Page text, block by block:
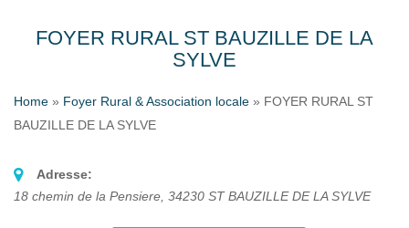
FOYER RURAL ST BAUZILLE DE LA
SYLVE
Home » Foyer Rural & Association locale » FOYER RURAL ST
BAUZILLE DE LA SYLVE
Adresse:
18 chemin de la Pensiere 34230 ST BAUZILLE DE LA SYLVE